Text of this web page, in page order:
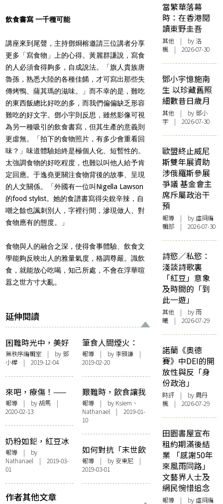
飲食書寫 一千種可能
講座來到尾聲，主持鄧烱榕邀請三位講者分享
更多「寫食物」上的心得。黃麗群謙說，寫食
的人必須食得夠多，自成說法。「旗人貴族唐
魯孫，熟悉大陸的各種佳餚，才可寫出那些失
傳烤鴨、薩其瑪的滋味。」而不幸的是，難吃
的東西飯總比好吃的多，而我們偏偏缺乏形容
難吃的好文字。鄧小宇則反思，雖然影像可視
為另一種吸引的飲食書寫，但其生產的意義則
更虛無。「拍下的食物照片，有多少會重看回
味？」味道體驗始終是極個人化、短暫性的。
太強調食物的好吃程度，也難以叫他人給予肯
定回應。于逸堯更關注食物背後的故事、呈現
的人文關係。「外國有一位叫Nigella Lawson
的food stylist。她的食譜書寫得尖銳辛辣，自
嘲之餘也諷刺別人，字裡行間，滲現做人、對
食物應有的態度。」
食物與人的融合之深，使得食事體驗、飲食文
學能夠反映出人的雅量氣度，格調尊嚴。識飲
食，就能放心吃喝，知己所處，不會在浮華喧
囂之世方寸大亂。
延伸閱讀
困難時光中，美好
的隱喻
無秩序編輯室 | by鄧
小樺 | 2019-12-04
筆食人間煙火：
「香港文學季．五
味雜陳」徵文比賽
頒獎典禮紀錄
報導| by 李顥謙|
2019-02-20
來吧，療傷！——
記「莊梅岩×謝傲
霜：情感堆填日」
報導 | by 胡馬 |
2020-02-13
艱難時，飲食讓我
們彼此緊靠——氣
味相投︰文學 X 視
藝展覽
報導| by Ksiem、
Nathanael | 2019-01-
10
奶粉如鉛，紅豆冰
浪蕩——「五味雜
陳．字裡識香味」
講座
報導 | by
Nathanael | 2019-03-
01
如何對抗「末世飲
食學」？——「飲
食男女」講座紀錄
報導| by 安東尼 |
2019-03-01
作者其他文章
當繁華落幕
時：在香港閱
讀東野圭吾
其他 | by洛
楓 | 2026-07-30
鄧小宇憶施南
生 以珍藏舊照
細數昔日歲月
其他 | by 鄧小
宇 | 2026-07-30
歐盟終止威尼
斯雙年展資助
涉俄羅斯參展
爭議 基金會主
席斥屬政治干
預
報導 | by 虛詞編
輯部 | 2026-07-30
詩慾／私慾：
淺談詩歌裏
「紅豆」意象
及時間的「到
此一遊」
其他 | by 雨
曦 | 2026-07-29
諾蘭《奧德
賽》中DEI的開
放性與反「身
份政治」
時評 | by周丹
楓 | 2026-07-29
田園書屋宣布
租約期滿後結
業 「感謝50年
來風雨同路」
文藝界人士及
網民惋惜追念
報導 | by 虛詞編